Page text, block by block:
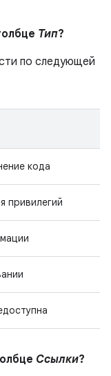
Тип?
по следующей
кода
привилегий
Ссылки?